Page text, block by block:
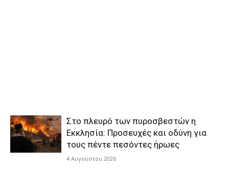
Στο πλευρό των πυροσβεστών η
Εκκλησία: Προσευχές και οδύνη για
τους πέντε πεσόντες ήρωες
4 Αυγούστου 2026